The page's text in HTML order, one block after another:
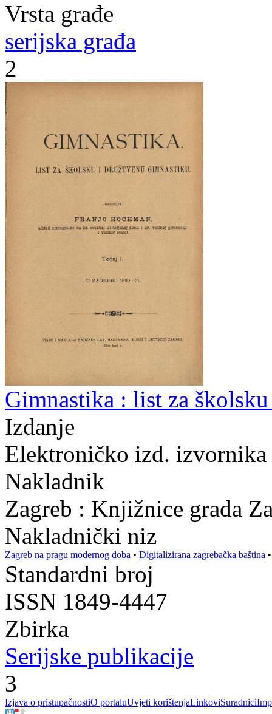
Vrsta građe
serijska građa
2
Gimnastika : list za
Izdanje
Elektroničko izd.
Nakladnik
Zagreb : Knjižnice grada
Nakladnički niz
Zagreb na pragu modernog doba • Digitalizirana zagrebačka baština
Standardni broj
ISSN 1849-4447
Zbirka
Serijske publikacije
3
Izjava o pristupačnostiO portaluUvjeti korištenjaLinkoviSuradnici